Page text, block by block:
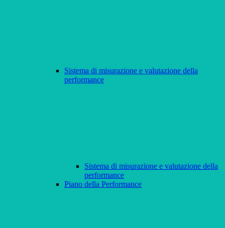
Sistema di misurazione e valutazione della
performance
Sistema di misurazione e valutazione della
performance
Piano della Performance